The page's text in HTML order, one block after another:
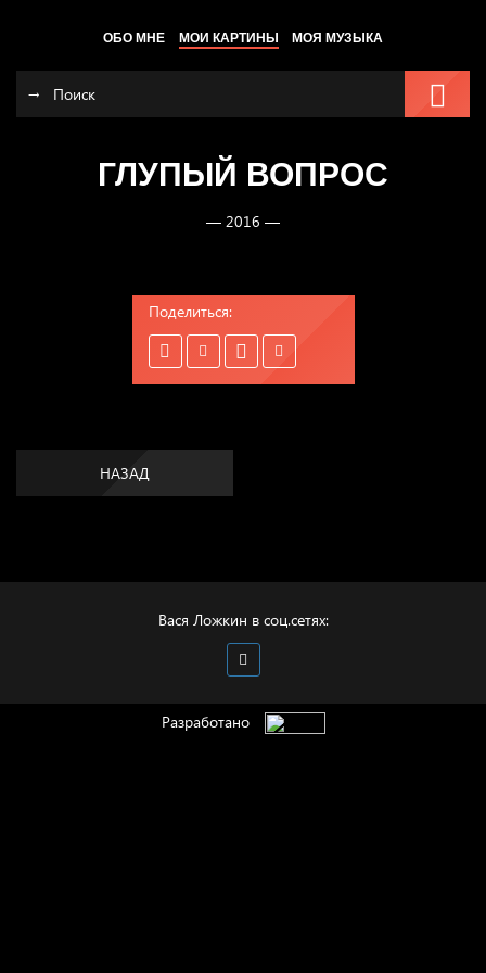
ОБО МНЕ МОИ КАРТИНЫ МОЯ МУЗЫКА
ГЛУПЫЙ ВОПРОС
— 2016 —
Поделиться:
НАЗАД
Вася Ложкин в соц.сетях:
Разработано